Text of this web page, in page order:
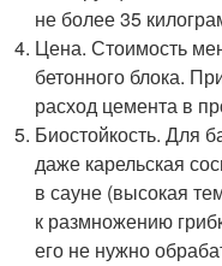
не более 35
Цена. Стоимость
бетонного блока.
расход цемента в
Биостойкость. Для
даже карельская
в сауне (высокая
к размножению
его не нужно